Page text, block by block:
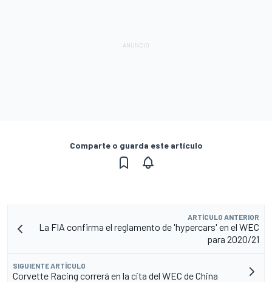
Comparte o guarda este artículo
ARTÍCULO ANTERIOR
La FIA confirma el reglamento de 'hypercars' en el WEC
para 2020/21
SIGUIENTE ARTÍCULO
Corvette Racing correrá en la cita del WEC de China